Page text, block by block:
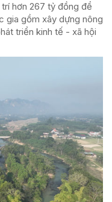
hơn 267 tỷ đồng để
gia gồm xây dựng nông
triển kinh tế - xã hội